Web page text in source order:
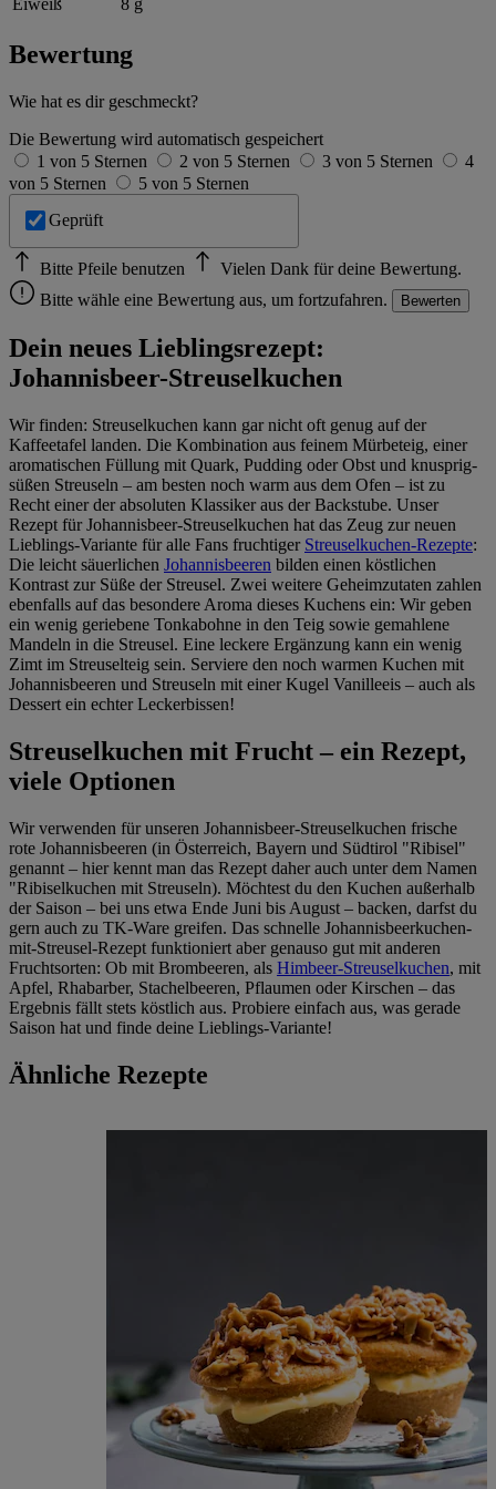
Eiweiß
8 g
Bewertung
Wie hat es dir geschmeckt?
Die Bewertung wird automatisch gespeichert
1 von 5 Sternen
2 von 5 Sternen 3 von 5 Sternen
4
von 5 Sternen
5 von 5 Sternen
Geprüft
Bitte Pfeile benutzen
Vielen Dank für deine Bewertung.
Bitte wähle eine Bewertung aus, um fortzufahren.
Bewerten
Dein neues Lieblingsrezept:
Johannisbeer-Streuselkuchen
Wir finden: Streuselkuchen kann gar nicht oft genug auf der
Kaffeetafel landen. Die Kombination aus feinem Mürbeteig, einer
aromatischen Füllung mit Quark, Pudding oder Obst und knusprig-
süßen Streuseln – am besten noch warm aus dem Ofen – ist zu
Recht einer der absoluten Klassiker aus der Backstube. Unser
Rezept für Johannisbeer-Streuselkuchen hat das Zeug zur neuen
Lieblings-Variante für alle Fans fruchtiger Streuselkuchen-Rezepte:
Die leicht säuerlichen Johannisbeeren bilden einen köstlichen
Kontrast zur Süße der Streusel. Zwei weitere Geheimzutaten zahlen
ebenfalls auf das besondere Aroma dieses Kuchens ein: Wir geben
ein wenig geriebene Tonkabohne in den Teig sowie gemahlene
Mandeln in die Streusel. Eine leckere Ergänzung kann ein wenig
Zimt im Streuselteig sein. Serviere den noch warmen Kuchen mit
Johannisbeeren und Streuseln mit einer Kugel Vanilleeis – auch als
Dessert ein echter Leckerbissen!
Streuselkuchen mit Frucht – ein Rezept,
viele Optionen
Wir verwenden für unseren Johannisbeer-Streuselkuchen frische
rote Johannisbeeren (in Österreich, Bayern und Südtirol "Ribisel"
genannt – hier kennt man das Rezept daher auch unter dem Namen
"Ribiselkuchen mit Streuseln). Möchtest du den Kuchen außerhalb
der Saison – bei uns etwa Ende Juni bis August – backen, darfst du
gern auch zu TK-Ware greifen. Das schnelle Johannisbeerkuchen-
mit-Streusel-Rezept funktioniert aber genauso gut mit anderen
Fruchtsorten: Ob mit Brombeeren, als Himbeer-Streuselkuchen, mit
Apfel, Rhabarber, Stachelbeeren, Pflaumen oder Kirschen – das
Ergebnis fällt stets köstlich aus. Probiere einfach aus, was gerade
Saison hat und finde deine Lieblings-Variante!
Ähnliche Rezepte